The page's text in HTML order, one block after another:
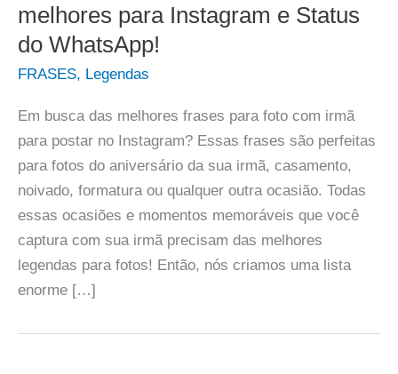
melhores para Instagram e Status
do WhatsApp!
FRASES, Legendas
Em busca das melhores frases para foto com irmã
para postar no Instagram? Essas frases são perfeitas
para fotos do aniversário da sua irmã, casamento,
noivado, formatura ou qualquer outra ocasião. Todas
essas ocasiões e momentos memoráveis que você
captura com sua irmã precisam das melhores
legendas para fotos! Então, nós criamos uma lista
enorme […]